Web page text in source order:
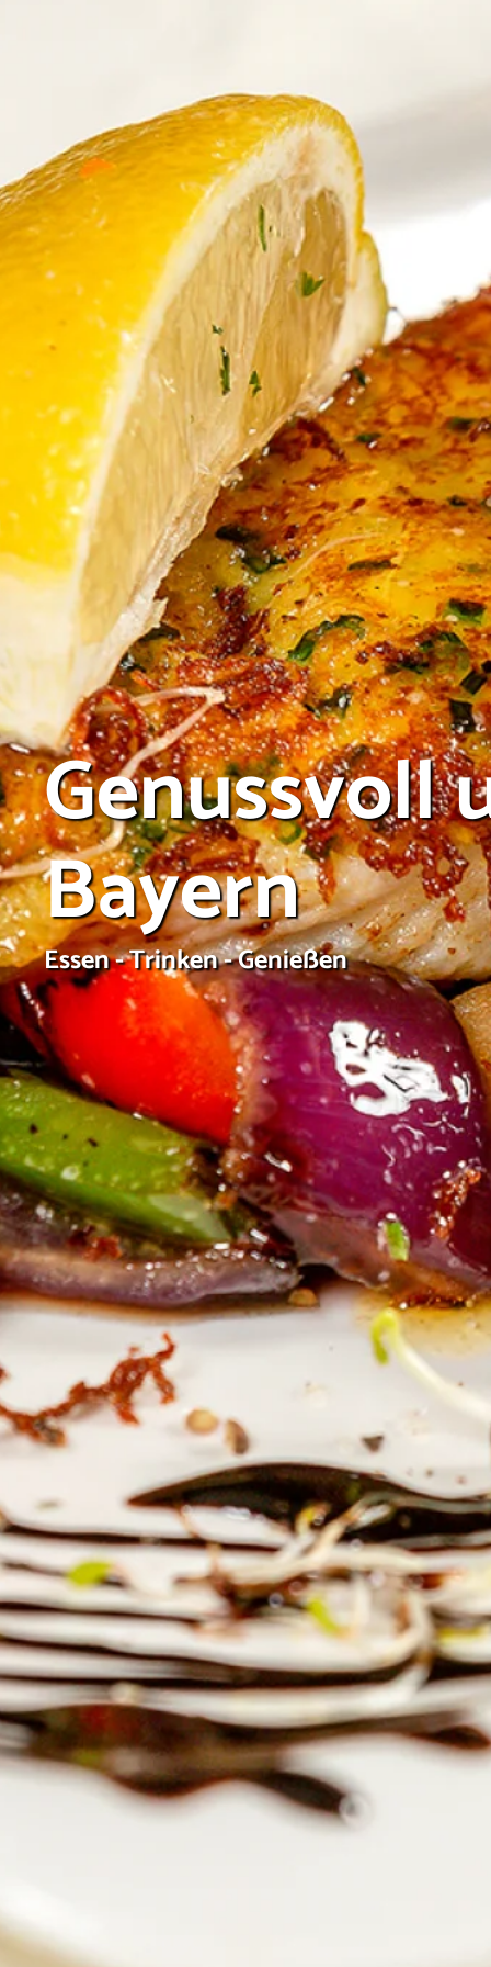
Genussvoll
Bayern
Essen - Trinken - Genießen